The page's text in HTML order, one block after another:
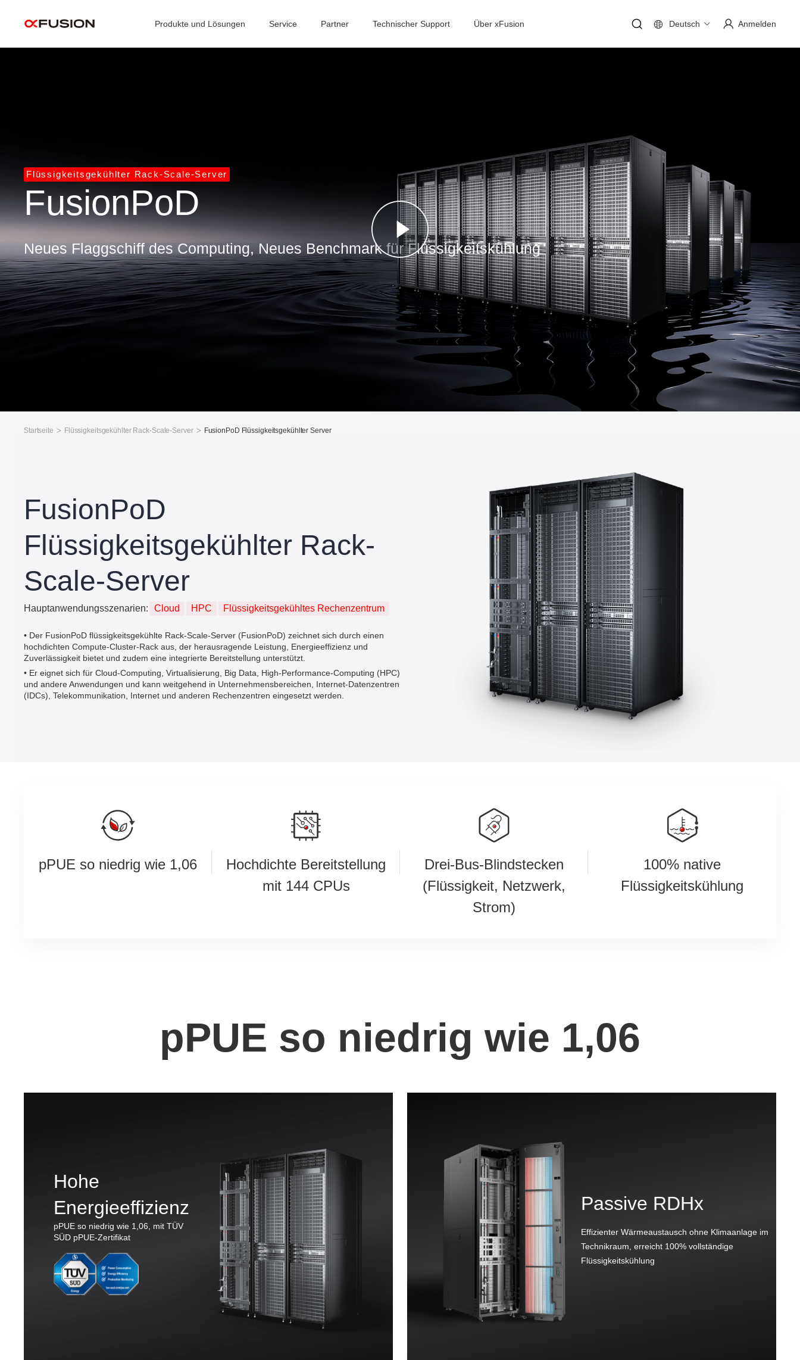
Produkte und Lösungen Service Partner Technischer Support Über xFusion Deutsch Anmelden
Flüssigkeitsgekühlter Rack-Scale-Server
FusionPoD
Neues Flaggschiff des Computing, Neues Benchmark für Flüssigkeitskühlung
Startseite Flüssigkeitsgekühlter Rack-Scale-Server FusionPoD Flüssigkeitsgekühlter Server
FusionPoD
Flüssigkeitsgekühlter Rack-
Scale-Server
Hauptanwendungsszenarien: Cloud HPC Flüssigkeitsgekühltes Rechenzentrum
• Der FusionPoD flüssigkeitsgekühlte Rack-Scale-Server (FusionPoD) zeichnet sich durch einen
hochdichten Compute-Cluster-Rack aus, der herausragende Leistung, Energieeffizienz und
Zuverlässigkeit bietet und zudem eine integrierte Bereitstellung unterstützt.
• Er eignet sich für Cloud-Computing, Virtualisierung, Big Data, High-Performance-Computing (HPC)
und andere Anwendungen und kann weitgehend in Unternehmensbereichen, Internet-Datenzentren
(IDCs), Telekommunikation, Internet und anderen Rechenzentren eingesetzt werden.
pPUE so niedrig wie 1,06
Hochdichte Bereitstellung
mit 144 CPUs
Drei-Bus-Blindstecken
(Flüssigkeit, Netzwerk,
Strom)
100% native
Flüssigkeitskühlung
pPUE so niedrig wie 1,06
Hohe
Energieeffizienz
pPUE so niedrig wie 1,06, mit TÜV
SÜD pPUE-Zertifikat
Passive RDHx
Effizienter Wärmeaustausch ohne Klimaanlage im
Technikraum, erreicht 100% vollständige
Flüssigkeitskühlung